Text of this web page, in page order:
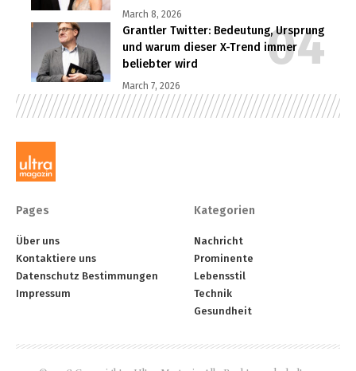
March 8, 2026
Grantler Twitter: Bedeutung, Ursprung
und warum dieser X-Trend immer
beliebter wird
March 7, 2026
Pages
Über uns
Kontaktiere uns
Datenschutz Bestimmungen
Impressum
Kategorien
Nachricht
Prominente
Lebensstil
Technik
Gesundheit